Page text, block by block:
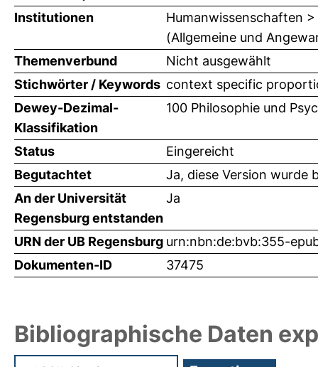
Institutionen
Humanwissenschaften
(Allgemeine und
Themenverbund
Nicht ausgewählt
Stichwörter / Keywords context specific
Dewey-Dezimal-
Klassifikation
100 Philosophie und
Status
Eingereicht
Begutachtet
Ja, diese Version wurde
An der Universität
Regensburg entstanden
Ja
URN der UB Regensburg urn:nbn:de:bvb:355-
Dokumenten-ID
37475
Bibliographische Daten